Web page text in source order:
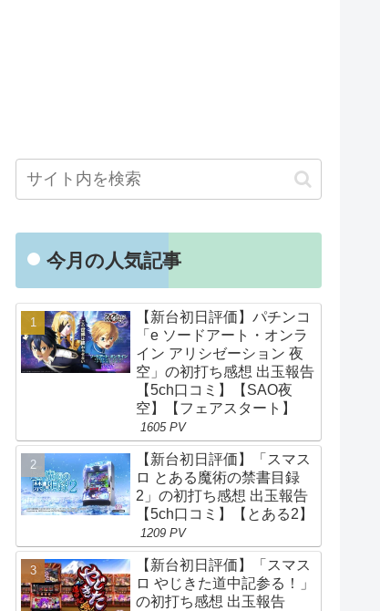
今月の人気記事
【新台初日評価】パチンコ
「e ソードアート・オンラ
イン アリシゼーション 夜
空」の初打ち感想 出玉報告
【5ch口コミ】【SAO夜
空】【フェアスタート】
1605 PV
【新台初日評価】「スマス
ロ とある魔術の禁書目録
2」の初打ち感想 出玉報告
【5ch口コミ】【とある2】
1209 PV
【新台初日評価】「スマス
ロ やじきた道中記参る！」
の初打ち感想 出玉報告